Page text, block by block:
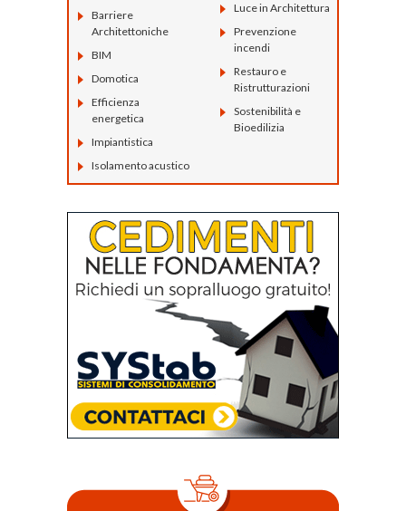
Barriere
Architettoniche
BIM
Domotica
Efficienza
energetica
Impiantistica
Isolamento acustico
Luce in Architettura
Prevenzione
incendi
Restauro e
Ristrutturazioni
Sostenibilità e
Bioedilizia